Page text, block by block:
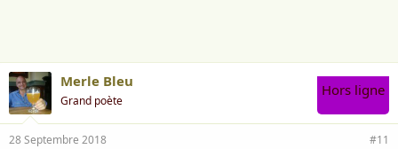
Merle Bleu
Grand poète
Hors ligne
28 Septembre 2018 #11